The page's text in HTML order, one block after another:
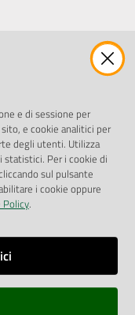
e di sessione per
e cookie analitici per
degli utenti. Utilizza
Per i cookie di
sul pulsante
i cookie oppure
Policy.